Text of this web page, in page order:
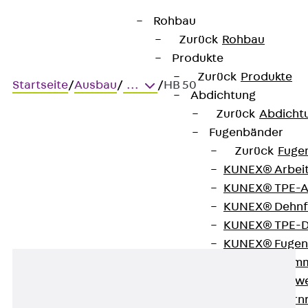
Rohbau
Zurück Rohbau
Produkte
Zurück Produkte
Abdichtung
Zurück
Fugenbänder
Zurück
KUNEX®
KUNEX®
KUNEX®
KUNEX®
KUNEX®
KUNEX®
KUNEX®
KUNEX®
Startseite/Ausbau/ ... /HB 50